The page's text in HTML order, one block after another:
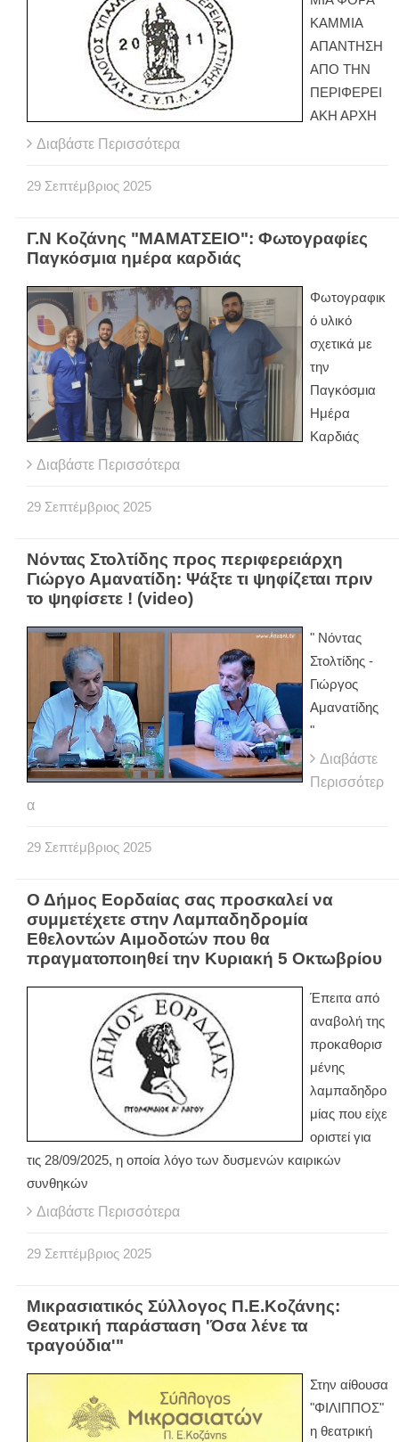
ΚΑΜΜΙΑ
ΑΠΑΝΤΗΣΗ
ΑΠΟ ΤΗΝ
ΠΕΡΙΦΕΡΕΙ
ΑΚΗ ΑΡΧΗ
Διαβάστε Περισσότερα
29 Σεπτέμβριος 2025
Γ.Ν Κοζάνης "ΜΑΜΑΤΣΕΙΟ": Φωτογραφίες
Παγκόσμια ημέρα καρδιάς
Φωτογραφικ
ό υλικό
σχετικά με
την
Παγκόσμια
Ημέρα
Καρδιάς
Διαβάστε Περισσότερα
29 Σεπτέμβριος 2025
Νόντας Στολτίδης προς περιφερειάρχη
Γιώργο Αμανατίδη: Ψάξτε τι ψηφίζεται πριν
το ψηφίσετε ! (video)
" Νόντας
Στολτίδης -
Γιώργος
Αμανατίδης
"
Διαβάστε
Περισσότερ
α
29 Σεπτέμβριος 2025
Ο Δήμος Εορδαίας σας προσκαλεί να
συμμετέχετε στην Λαμπαδηδρομία
Εθελοντών Αιμοδοτών που θα
πραγματοποιηθεί την Κυριακή 5 Οκτωβρίου
Έπειτα από
αναβολή της
προκαθορισ
μένης
λαμπαδηδρο
μίας που είχε
οριστεί για
τις 28/09/2025, η οποία λόγο των δυσμενών καιρικών
συνθηκών
Διαβάστε Περισσότερα
29 Σεπτέμβριος 2025
Μικρασιατικός Σύλλογος Π.Ε.Κοζάνης:
Θεατρική παράσταση 'Όσα λένε τα
τραγούδια'"
Στην αίθουσα
"ΦΙΛΙΠΠΟΣ"
η θεατρική